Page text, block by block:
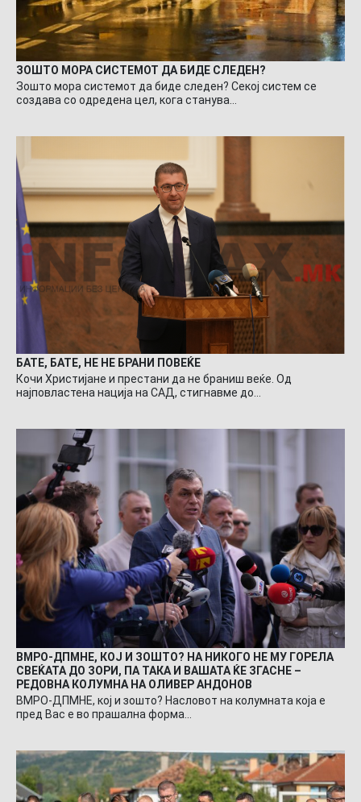
ЗОШТО МОРА СИСТЕМОТ ДА БИДЕ СЛЕДЕН?
Зошто мора системот да биде следен? Секој систем се
создава со одредена цел, кога станува…
БАТЕ, БАТЕ, НЕ НЕ БРАНИ ПОВЕЌЕ
Кочи Христијане и престани да не браниш веќе. Од
најповластена нација на САД, стигнавме до…
ВМРО-ДПМНЕ, КОЈ И ЗОШТО? НА НИКОГО НЕ МУ ГОРЕЛА
СВЕЌАТА ДО ЗОРИ, ПА ТАКА И ВАШАТА ЌЕ ЗГАСНЕ –
РЕДОВНА КОЛУМНА НА ОЛИВЕР АНДОНОВ
ВМРО-ДПМНЕ, кој и зошто? Насловот на колумната која е
пред Вас е во прашална форма…